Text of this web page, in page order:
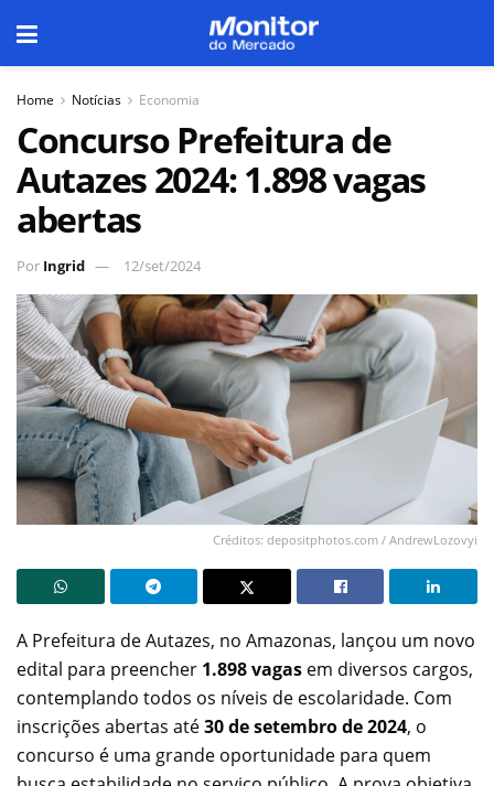
Home Notícias Economia
Concurso Prefeitura de
Autazes 2024: 1.898 vagas
abertas
Por Ingrid 12/set/2024
Créditos: depositphotos.com / AndrewLozovyi
A Prefeitura de Autazes, no Amazonas, lançou um novo
edital para preencher 1.898 vagas em diversos cargos,
contemplando todos os níveis de escolaridade. Com
inscrições abertas até30 de setembro de 2024, o
concurso é uma grande oportunidade para quem